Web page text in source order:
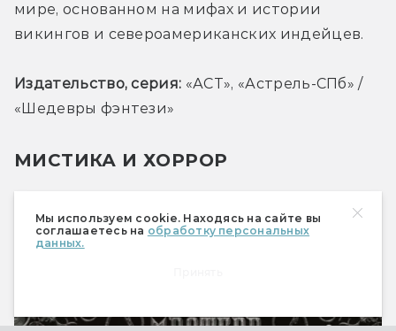
Мы используем cookie. Находясь на сайте вы
соглашаетесь на обработку персональных
данных.
мире, основанном на мифах и истории
викингов и североамериканских индейцев.
Издательство, серия: «АСТ», «Астрель-СПб» /
«Шедевры фэнтези»
МИСТИКА И ХОРРОР
«Человек-кошмар»